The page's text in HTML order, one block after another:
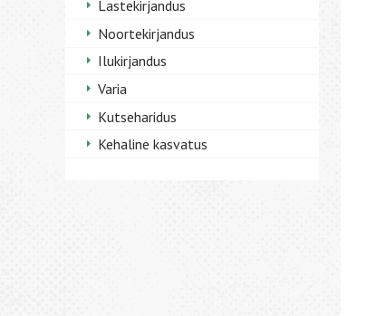
Lastekirjandus
Noortekirjandus
Ilukirjandus
Varia
Kutseharidus
Kehaline kasvatus